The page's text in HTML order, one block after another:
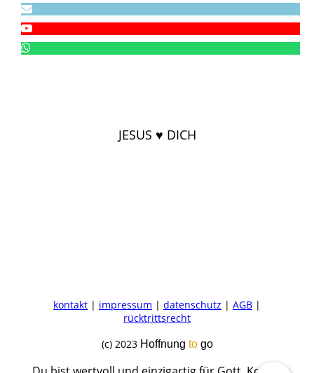
JESUS ♥ DICH
kontakt | impressum | datenschutz | AGB |
rücktrittsrecht
(c) 2023 Hoffnung to go